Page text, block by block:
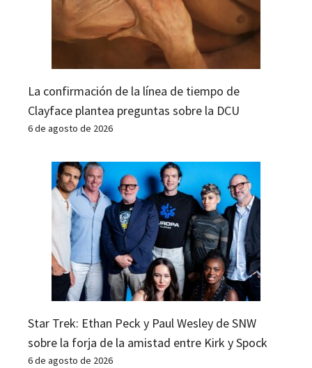
La confirmación de la línea de tiempo de
Clayface plantea preguntas sobre la DCU
6 de agosto de 2026
Star Trek: Ethan Peck y Paul Wesley de SNW
sobre la forja de la amistad entre Kirk y Spock
6 de agosto de 2026